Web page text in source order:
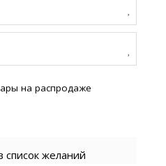
на распродаже
список желаний